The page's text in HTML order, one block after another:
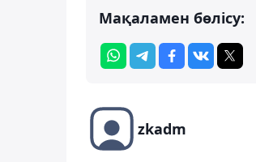
Мақаламен бөлісу:
zkadm